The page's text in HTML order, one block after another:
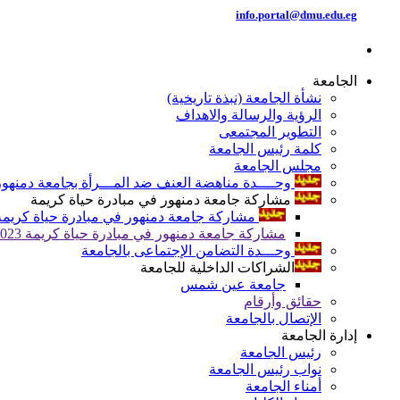
info.portal@dmu.edu.eg
الجامعة
نشأة الجامعة (نبذة تاريخية)
الرؤية والرسالة والاهداف
التطوير المجتمعى
كلمة رئيس الجامعة
مجلس الجامعة
وحــــدة مناهضة العنف ضد المـــرأة بجامعة
مشاركة جامعة دمنهور في مبادرة حياة كريمة
مشاركة جامعة دمنهور في مبادرة حياة كريمة
مشاركة جامعة دمنهور في مبادرة حياة كريمة 2023
وحـــدة التضامن الإجتماعى بالجامعة
الشراكات الداخلية للجامعة
جامعة عين شمس
حقائق وأرقام
الإتصال بالجامعة
إدارة الجامعة
رئيس الجامعة
نواب رئيس الجامعة
أمناء الجامعة